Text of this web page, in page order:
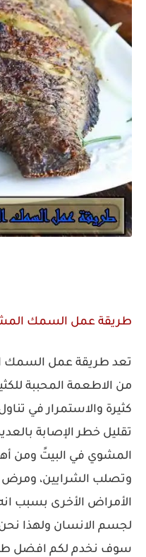
طريقة عمل السمك
تعد طريقة عمل السمك
من الاطعمة المحببة
كثيرة والاستمرار في
تقليل خطر الإصابة
المشوي في البيتً ومن
وتصلب الشرايين، ومرض
الأمراض الأخرى بسبب
لجسم الانسان ولهذا
سوف نخدم لكم افضل